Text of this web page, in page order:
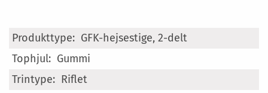
SpecifikationerGFK-hejsestige, 2-delt
Gummi
Riflet